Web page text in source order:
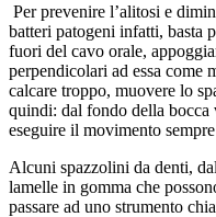
Per prevenire l’alitosi e
batteri patogeni infatti, basta
fuori del cavo orale,
perpendicolari ad essa come
calcare troppo, muovere lo
quindi: dal fondo della bocca
eseguire il movimento
Alcuni spazzolini da denti,
lamelle in gomma che
passare ad uno strumento